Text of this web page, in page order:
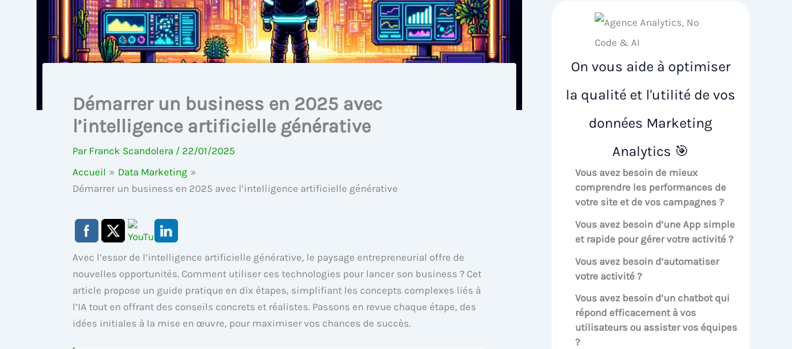
Démarrer un business en 2025 avec
l’intelligence artificielle générative
Par Franck Scandolera / 22/01/2025
Accueil
Data Marketing
Démarrer un business en 2025 avec l’intelligence artificielle générative
Avec l’essor de l’intelligence artificielle générative, le paysage entrepreneurial offre de
nouvelles opportunités. Comment utiliser ces technologies pour lancer son business ? Cet
article propose un guide pratique en dix étapes, simplifiant les concepts complexes liés à
l’IA tout en offrant des conseils concrets et réalistes. Passons en revue chaque étape, des
idées initiales à la mise en œuvre, pour maximiser vos chances de succès.
On vous aide à optimiser
la qualité et l'utilité de vos
données Marketing
Analytics 🎯
Vous avez besoin de mieux
comprendre les performances de
votre site et de vos campagnes ?
Vous avez besoin d’une App simple
et rapide pour gérer votre activité ?
Vous avez besoin d’automatiser
votre activité ?
Vous avez besoin d’un chatbot qui
répond efficacement à vos
utilisateurs ou assister vos équipes
?